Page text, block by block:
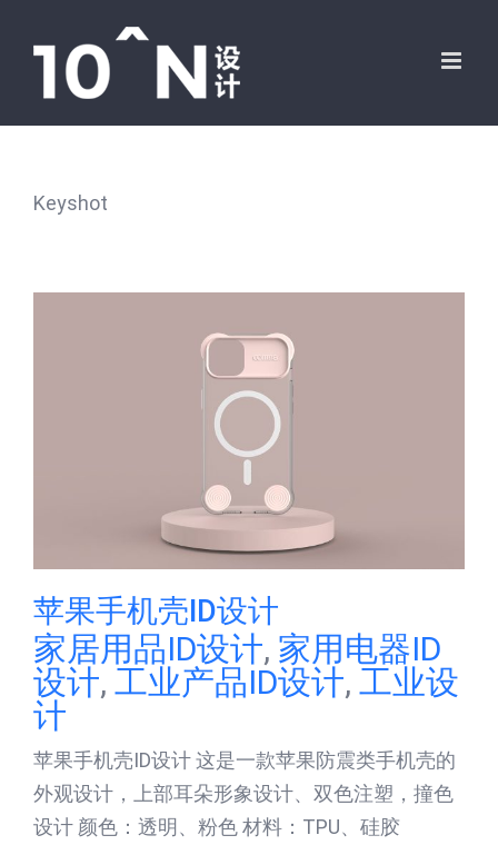
Keyshot
苹果手机壳ID设计
家居用品ID设计, 家用电器ID
设计, 工业产品ID设计, 工业设
计
苹果手机壳ID设计 这是一款苹果防震类手机壳的
外观设计，上部耳朵形象设计、双色注塑，撞色
设计 颜色：透明、粉色 材料：TPU、硅胶